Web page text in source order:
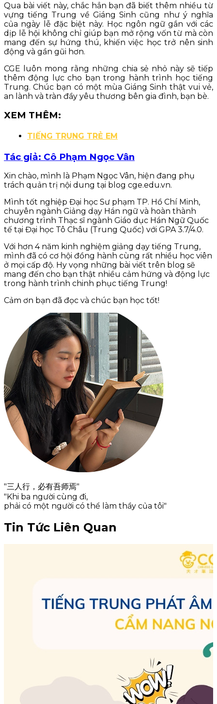
Qua bài viết này, chắc hẳn bạn đã biết thêm nhiều từ
vựng tiếng Trung về Giáng Sinh cũng như ý nghĩa
của ngày lễ đặc biệt này. Học ngôn ngữ gắn với các
dịp lễ hội không chỉ giúp bạn mở rộng vốn từ mà còn
mang đến sự hứng thú, khiến việc học trở nên sinh
động và gần gũi hơn.
CGE luôn mong rằng những chia sẻ nhỏ này sẽ tiếp
thêm động lực cho bạn trong hành trình học tiếng
Trung. Chúc bạn có một mùa Giáng Sinh thật vui vẻ,
an lành và tràn đầy yêu thương bên gia đình, bạn bè.
XEM THÊM:
TIẾNG TRUNG TRẺ EM
Tác giả: Cô Phạm Ngọc Vân
Xin chào, mình là Phạm Ngọc Vân, hiện đang phụ
trách quản trị nội dung tại blog cge.edu.vn.
Mình tốt nghiệp Đại học Sư phạm TP. Hồ Chí Minh,
chuyên ngành Giảng dạy Hán ngữ và hoàn thành
chương trình Thạc sĩ ngành Giáo dục Hán Ngữ Quốc
tế tại Đại học Tô Châu (Trung Quốc) với GPA 3.7/4.0.
Với hơn 4 năm kinh nghiệm giảng dạy tiếng Trung,
mình đã có cơ hội đồng hành cùng rất nhiều học viên
ở mọi cấp độ. Hy vọng những bài viết trên blog sẽ
mang đến cho bạn thật nhiều cảm hứng và động lực
trong hành trình chinh phục tiếng Trung!
Cảm ơn bạn đã đọc và chúc bạn học tốt!
"三人行，必有吾师焉"
"Khi ba người cùng đi,
phải có một người có thể làm thầy của tôi"
Tin Tức Liên Quan